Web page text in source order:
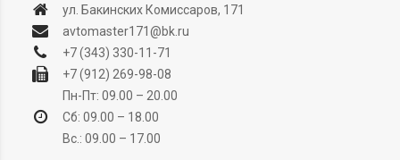
ул. Бакинских Комиссаров, 171
avtomaster171@bk.ru
+7 (343) 330-11-71
+7 (912) 269-98-08
Пн-Пт: 09.00 – 20.00
Сб: 09.00 – 18.00
Вс.: 09.00 – 17.00